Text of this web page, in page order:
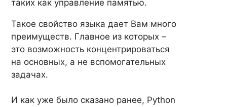
таких как управление памятью.
Такое свойство языка дает Вам много
преимуществ. Главное из которых –
это возможность концентрироваться
на основных, а не вспомогательных
задачах.
И как уже было сказано ранее, Python